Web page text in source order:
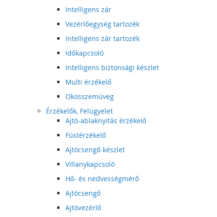
Intelligens zár
Vezérlőegység tartozék
Intelligens zár tartozék
Időkapcsoló
Intelligens biztonsági készlet
Multi érzékelő
Okosszemüveg
Érzékelők, Felügyelet
Ajtó-ablaknyitás érzékelő
Füstérzékelő
Ajtócsengő készlet
Villanykapcsoló
Hő- és nedvességmérő
Ajtócsengő
Ajtóvezérlő